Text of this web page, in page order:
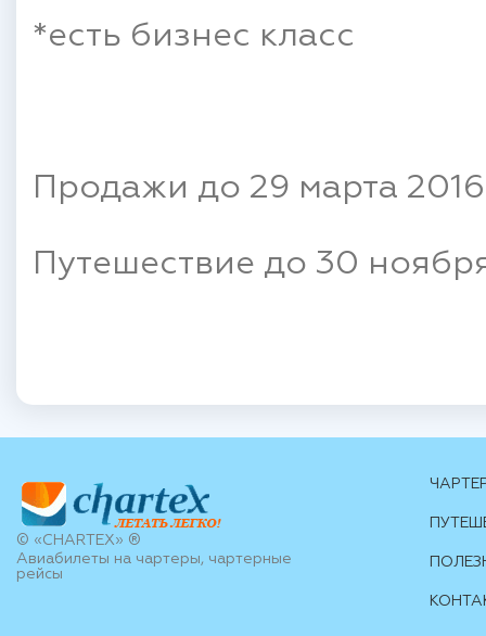
*есть бизнес класс
Продажи до 29 марта 2016
Путешествие до 30
© «CHARTEX» ®
Авиабилеты на чартеры, чартерные
рейсы